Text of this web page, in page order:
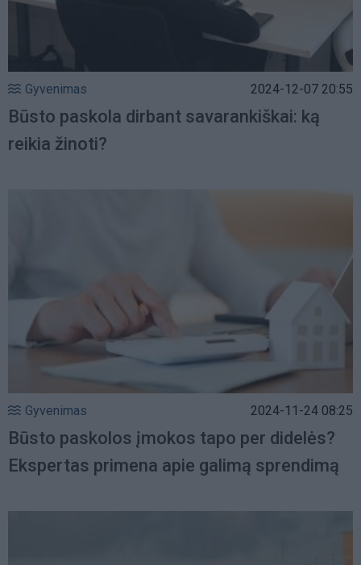
Gyvenimas 2024-12-07 20:55
Būsto paskola dirbant savarankiškai: ką
reikia žinoti?
Gyvenimas 2024-11-24 08:25
Būsto paskolos įmokos tapo per didelės?
Ekspertas primena apie galimą sprendimą